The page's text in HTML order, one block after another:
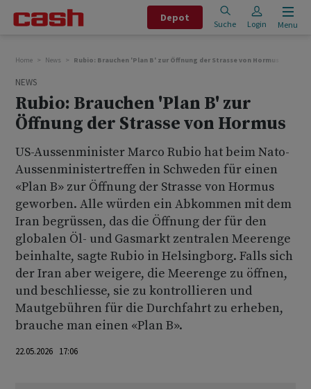
Depot
Suche Login Menu
Home News Rubio: Brauchen 'Plan B' zur Öffnung der Strasse von Hormus
NEWS
Rubio: Brauchen 'Plan B' zur
Öffnung der Strasse von Hormus
US-Aussenminister Marco Rubio hat beim Nato-
Aussenministertreffen in Schweden für einen
«Plan B» zur Öffnung der Strasse von Hormus
geworben. Alle würden ein Abkommen mit dem
Iran begrüssen, das die Öffnung der für den
globalen Öl- und Gasmarkt zentralen Meerenge
beinhalte, sagte Rubio in Helsingborg. Falls sich
der Iran aber weigere, die Meerenge zu öffnen,
und beschliesse, sie zu kontrollieren und
Mautgebühren für die Durchfahrt zu erheben,
brauche man einen «Plan B».
22.05.2026 17:06